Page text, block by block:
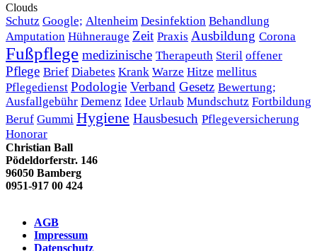
Clouds
Schutz Google; Altenheim Desinfektion Behandlung
Amputation Hühnerauge Zeit Praxis Ausbildung Corona
Fußpflege medizinische Therapeuth Steril offener
Pflege Brief Diabetes Krank Warze Hitze mellitus
Pflegedienst Podologie Verband Gesetz Bewertung;
Ausfallgebühr Demenz Idee Urlaub Mundschutz Fortbildung
Beruf Gummi Hygiene Hausbesuch Pflegeversicherung
Honorar
Christian Ball
Pödeldorferstr. 146
96050 Bamberg
0951-917 00 424
AGB
Impressum
Datenschutz